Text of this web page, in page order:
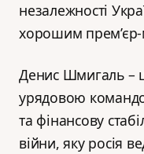
незалежності
хорошим прем’єр-
Денис Шмигаль –
урядовою
та фінансову
війни, яку росія